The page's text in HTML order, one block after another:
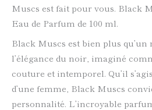
Muscs est fait pour vous. Black
Eau de Parfum de 100 ml.
Black Muscs est bien plus qu’un
l’élégance du noir, imaginé
couture et intemporel. Qu’il
d’une femme, Black Muscs
personnalité. L’incroyable